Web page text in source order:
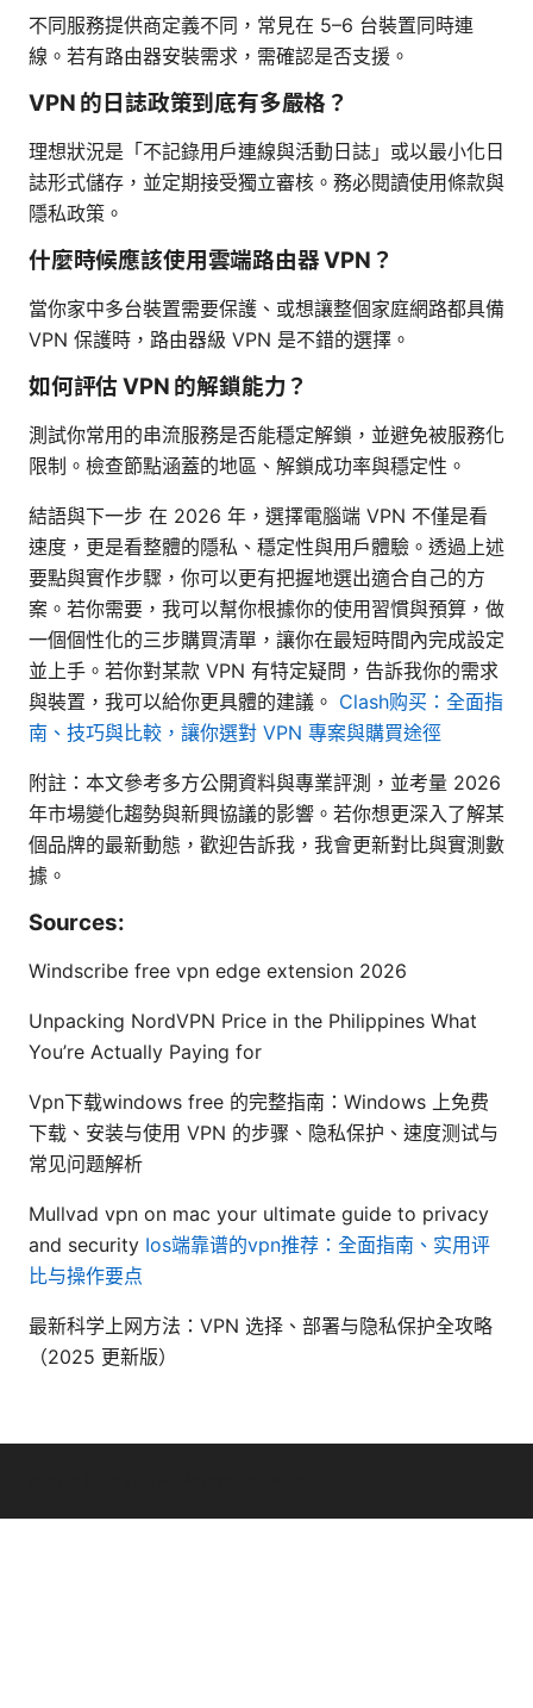
不同服務提供商定義不同，常見在 5–6 台裝置同時連
線。若有路由器安裝需求，需確認是否支援。
VPN 的日誌政策到底有多嚴格？
理想狀況是「不記錄用戶連線與活動日誌」或以最小化日
誌形式儲存，並定期接受獨立審核。務必閱讀使用條款與
隱私政策。
什麼時候應該使用雲端路由器 VPN？
當你家中多台裝置需要保護、或想讓整個家庭網路都具備
VPN 保護時，路由器級 VPN 是不錯的選擇。
如何評估 VPN 的解鎖能力？
測試你常用的串流服務是否能穩定解鎖，並避免被服務化
限制。檢查節點涵蓋的地區、解鎖成功率與穩定性。
結語與下一步 在 2026 年，選擇電腦端 VPN 不僅是看
速度，更是看整體的隱私、穩定性與用戶體驗。透過上述
要點與實作步驟，你可以更有把握地選出適合自己的方
案。若你需要，我可以幫你根據你的使用習慣與預算，做
一個個性化的三步購買清單，讓你在最短時間內完成設定
並上手。若你對某款 VPN 有特定疑問，告訴我你的需求
與裝置，我可以給你更具體的建議。 Clash购买：全面指
南、技巧與比較，讓你選對 VPN 專案與購買途徑
附註：本文參考多方公開資料與專業評測，並考量 2026
年市場變化趨勢與新興協議的影響。若你想更深入了解某
個品牌的最新動態，歡迎告訴我，我會更新對比與實測數
據。
Sources:
Windscribe free vpn edge extension 2026
Unpacking NordVPN Price in the Philippines What
You’re Actually Paying for
Vpn下载windows free 的完整指南：Windows 上免费
下载、安装与使用 VPN 的步骤、隐私保护、速度测试与
常见问题解析
Mullvad vpn on mac your ultimate guide to privacy
and security Ios端靠谱的vpn推荐：全面指南、实用评
比与操作要点
最新科学上网方法：VPN 选择、部署与隐私保护全攻略
（2025 更新版）